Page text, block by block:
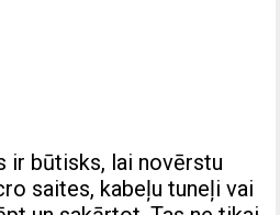
ir būtisks, lai novērstu
saites, kabeļu tuneļi vai